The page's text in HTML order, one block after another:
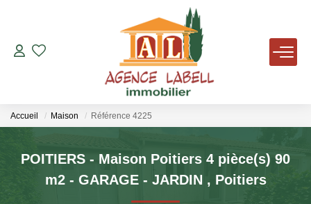
VENTES
LOCATIONS
AVIS DE VALEUR
Accueil Maison Référence 4225
POITIERS - Maison Poitiers 4 pièce(s) 90
m2 - GARAGE - JARDIN , Poitiers